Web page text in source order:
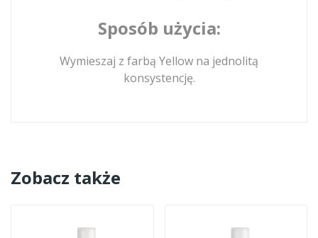
Sposób użycia:
Wymieszaj z farbą Yellow na jednolitą
konsystencję.
Zobacz także